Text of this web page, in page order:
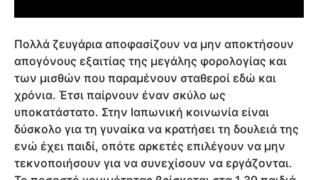
Πολλά ζευγάρια αποφασίζουν να μην αποκτήσουν
απογόνους εξαιτίας της μεγάλης φορολογίας και
των μισθών που παραμένουν σταθεροί εδώ και
χρόνια. Έτσι παίρνουν έναν σκύλο ως
υποκατάστατο. Στην Ιαπωνική κοινωνία είναι
δύσκολο για τη γυναίκα να κρατήσει τη δουλειά της
ενώ έχει παιδί, οπότε αρκετές επιλέγουν να μην
τεκνοποιήσουν για να συνεχίσουν να εργάζονται.